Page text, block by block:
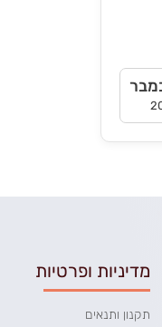
מדיניות ופרטיות
תקנון ותנאים